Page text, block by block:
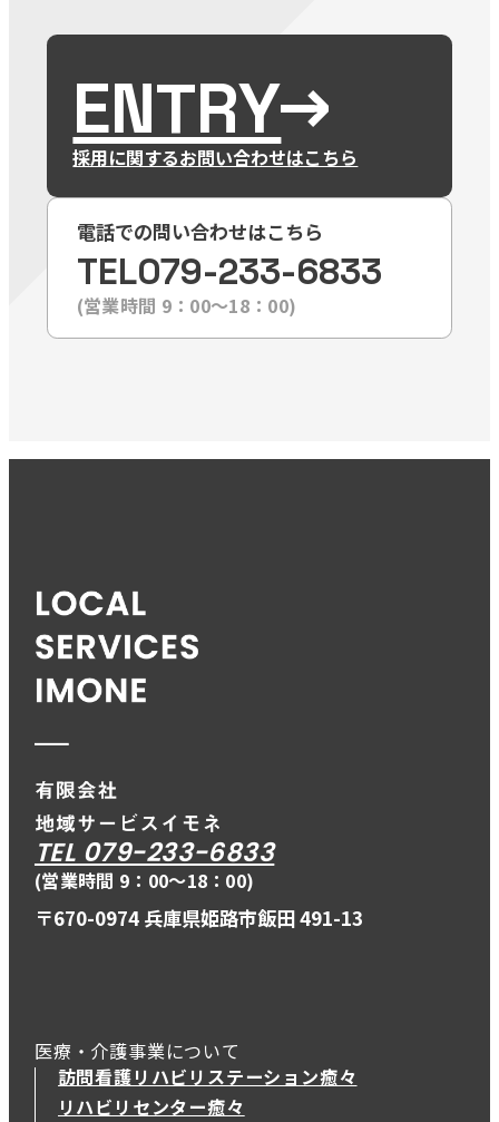
ENTRY
採用に関するお問い合わせはこちら
電話での問い合わせはこちら
TEL079-233-6833
(営業時間 9：00〜18：00)
TEL 079-233-6833
(営業時間 9：00〜18：00)
〒670-0974 兵庫県姫路市飯田 491-13
医療・介護事業について
訪問看護リハビリステーション癒々
リハビリセンター癒々